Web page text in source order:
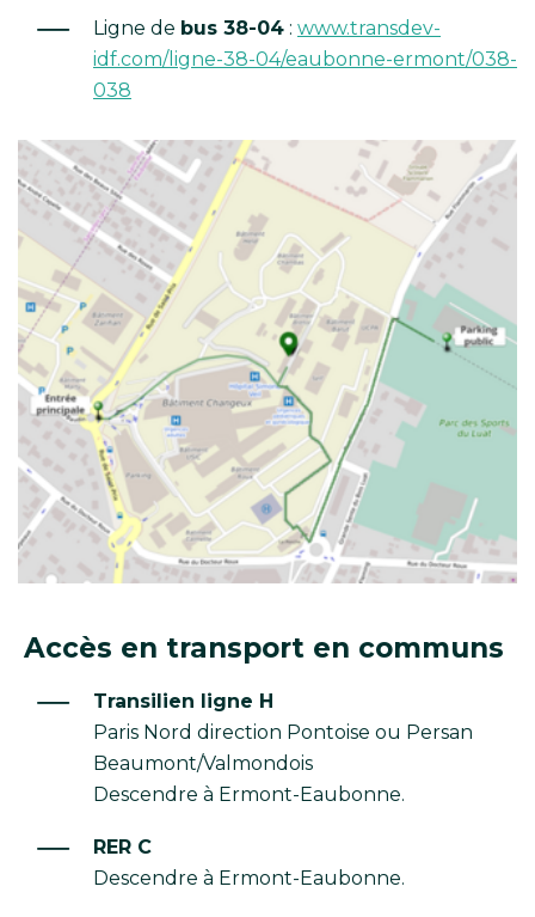
Ligne de bus 38-04 : www.transdev-
idf.com/ligne-38-04/eaubonne-ermont/038-
038
Accès en transport en communs
Transilien ligne H
Paris Nord direction Pontoise ou Persan
Beaumont/Valmondois
Descendre à Ermont-Eaubonne.
RER C
Descendre à Ermont-Eaubonne.